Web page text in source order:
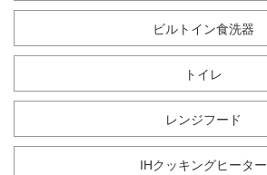
ビルトイン食洗器
トイレ
レンジフード
IHクッキングヒーター